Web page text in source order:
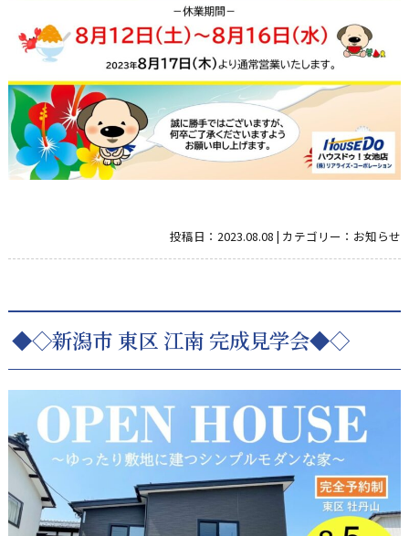
投稿日：2023.08.08 | カテゴリー： お知らせ
◆◇新潟市 東区 江南 完成見学会◆◇